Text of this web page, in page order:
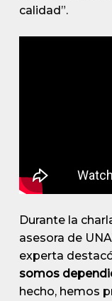
calidad”.
Durante la
asesora de
experta
somos
hecho, hemos